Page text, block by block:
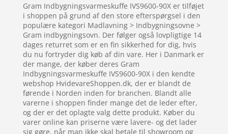
Gram Indbygningsvarmeskuffe IVS9600-90X er tilføjet
i shoppen på grund af den store efterspørgsel i den
populære kategori Madlavning > Indbygningsovne >
Gram indbygningsovn. Der følger også lovpligtige 14
dages returret som er en fin sikkerhed for dig, hvis
du nu fortryder dig køb af din vare. Her i Danmark er
der mange, der køber deres Gram
Indbygningsvarmeskuffe IVS9600-90X i den kendte
webshop HvidevareShoppen.dk, der er blandt de
førende i Norden inden for branchen. Blandt alle
varerne i shoppen finder mange det de leder efter,
og der er det oplagte valg dette produkt. Køber du
varer online kan priserne være lavere- og det lader
sig gøre, når man ikke skal betale til showroom og